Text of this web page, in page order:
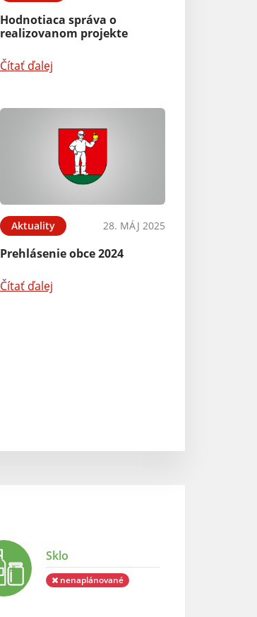
Hodnotiaca správa o
realizovanom projekte
Čítať ďalej
Aktuality 28. MÁJ 2025
Prehlásenie obce 2024
Čítať ďalej
Sklo
nenaplánované